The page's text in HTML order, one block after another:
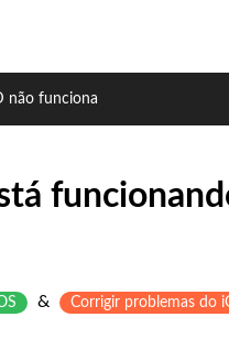
não funciona
& Corrigir problemas do